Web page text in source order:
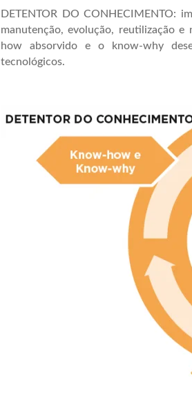
DETENTOR DO CONHECIMENTO:
manutenção, evolução, reutilização
how absorvido e o know-why
tecnológicos.